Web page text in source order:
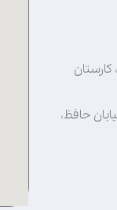
کارستان
حافظ،